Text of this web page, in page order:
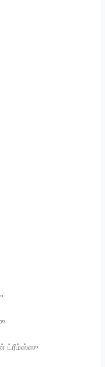
ட்ரீம்ஸ்ஸு